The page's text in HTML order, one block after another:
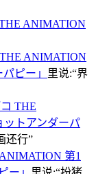
ANIMATION
ANIMATION
ピー」
里说:“界
THE
トアンダーパ
还行”
第1